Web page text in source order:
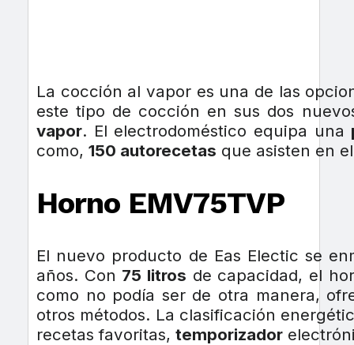
La cocción al vapor es una de las
este tipo de cocción en sus dos
vapor. El electrodoméstico equipa una
como, 150 autorecetas que asisten en
Horno EMV75TVP
El nuevo producto de Eas Electic se
años. Con 75 litros de capacidad, el
como no podía ser de otra manera,
otros métodos. La clasificación
recetas favoritas, temporizador